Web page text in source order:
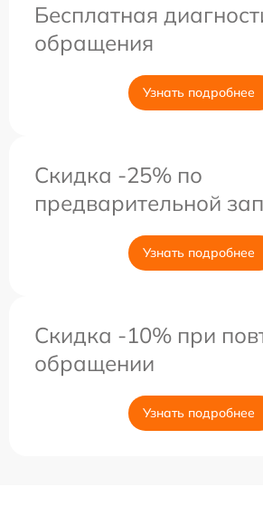
Бесплатная
обращения
Узнать подробнее
Скидка -25% по
предварительной
Узнать подробнее
Скидка -10% при
обращении
Узнать подробнее